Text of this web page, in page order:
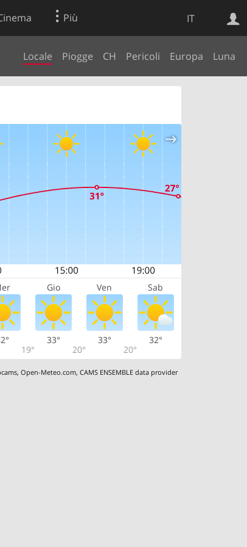
IT
Più
Locale Piogge CH Pericoli Europa Luna
Gio Ven Sab
19°
33°
20°
33°
20°
32°
,Open-Meteo.com,CAMS ENSEMBLE data provider
Ricerca Web